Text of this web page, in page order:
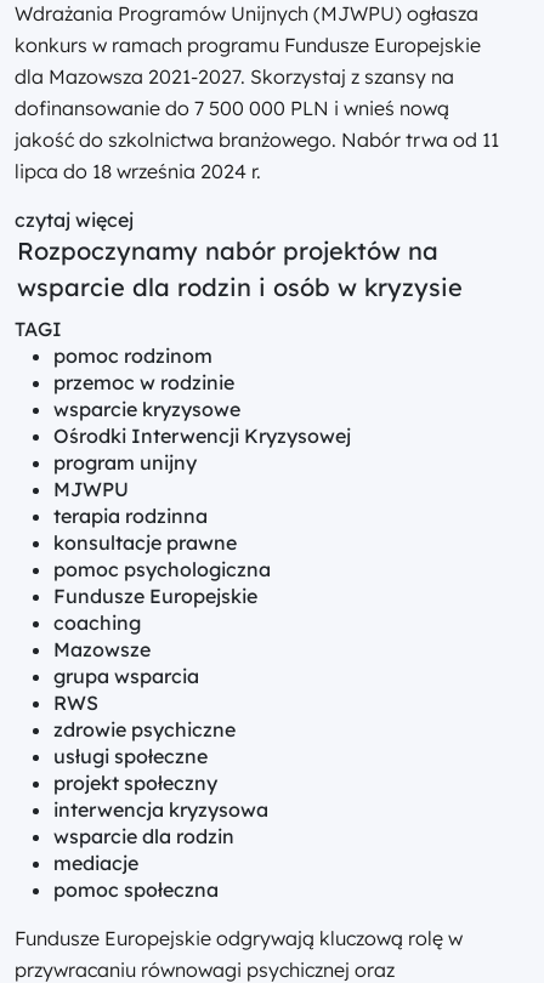
Wdrażania Programów Unijnych (MJWPU) ogłasza
konkurs w ramach programu Fundusze Europejskie
dla Mazowsza 2021-2027. Skorzystaj z szansy na
dofinansowanie do 7 500 000 PLN i wnieś nową
jakość do szkolnictwa branżowego. Nabór trwa od 11
lipca do 18 września 2024 r.
czytaj więcej
Rozpoczynamy nabór projektów na
wsparcie dla rodzin i osób w kryzysie
TAGI
pomoc rodzinom
przemoc w rodzinie
wsparcie kryzysowe
Ośrodki Interwencji Kryzysowej
program unijny
MJWPU
terapia rodzinna
konsultacje prawne
pomoc psychologiczna
Fundusze Europejskie
coaching
Mazowsze
grupa wsparcia
RWS
zdrowie psychiczne
usługi społeczne
projekt społeczny
interwencja kryzysowa
wsparcie dla rodzin
mediacje
pomoc społeczna
Fundusze Europejskie odgrywają kluczową rolę w
przywracaniu równowagi psychicznej oraz